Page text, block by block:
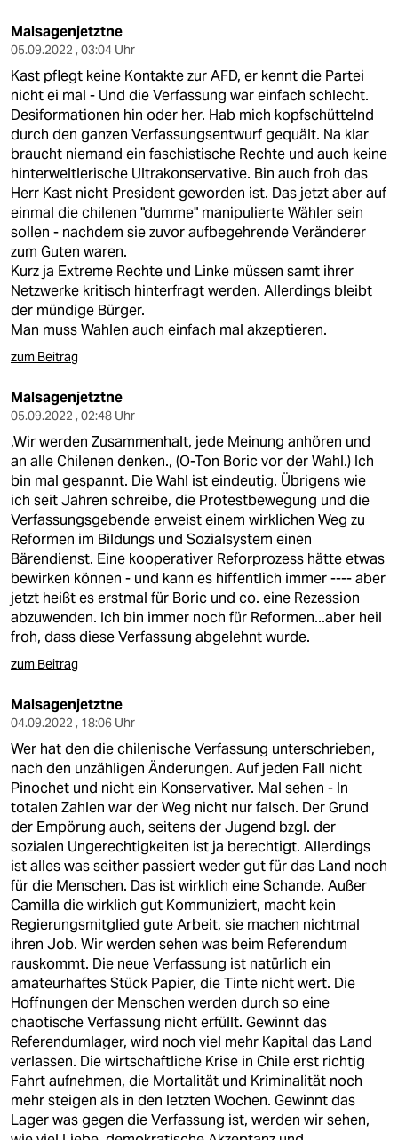
Malsagenjetztne
05.09.2022 , 03:04 Uhr
Kast pflegt keine Kontakte zur AFD, er kennt die Partei
nicht ei mal - Und die Verfassung war einfach schlecht.
Desiformationen hin oder her. Hab mich kopfschüttelnd
durch den ganzen Verfassungsentwurf gequält. Na klar
braucht niemand ein faschistische Rechte und auch keine
hinterweltlerische Ultrakonservative. Bin auch froh das
Herr Kast nicht President geworden ist. Das jetzt aber auf
einmal die chilenen "dumme" manipulierte Wähler sein
sollen - nachdem sie zuvor aufbegehrende Veränderer
zum Guten waren.
Kurz ja Extreme Rechte und Linke müssen samt ihrer
Netzwerke kritisch hinterfragt werden. Allerdings bleibt
der mündige Bürger.
Man muss Wahlen auch einfach mal akzeptieren.
zum Beitrag
Malsagenjetztne
05.09.2022 , 02:48 Uhr
,Wir werden Zusammenhalt, jede Meinung anhören und
an alle Chilenen denken., (O-Ton Boric vor der Wahl.) Ich
bin mal gespannt. Die Wahl ist eindeutig. Übrigens wie
ich seit Jahren schreibe, die Protestbewegung und die
Verfassungsgebende erweist einem wirklichen Weg zu
Reformen im Bildungs und Sozialsystem einen
Bärendienst. Eine kooperativer Reforprozess hätte etwas
bewirken können - und kann es hiffentlich immer ---- aber
jetzt heißt es erstmal für Boric und co. eine Rezession
abzuwenden. Ich bin immer noch für Reformen...aber heil
froh, dass diese Verfassung abgelehnt wurde.
zum Beitrag
Malsagenjetztne
04.09.2022 , 18:06 Uhr
Wer hat den die chilenische Verfassung unterschrieben,
nach den unzähligen Änderungen. Auf jeden Fall nicht
Pinochet und nicht ein Konservativer. Mal sehen - In
totalen Zahlen war der Weg nicht nur falsch. Der Grund
der Empörung auch, seitens der Jugend bzgl. der
sozialen Ungerechtigkeiten ist ja berechtigt. Allerdings
ist alles was seither passiert weder gut für das Land noch
für die Menschen. Das ist wirklich eine Schande. Außer
Camilla die wirklich gut Kommuniziert, macht kein
Regierungsmitglied gute Arbeit, sie machen nichtmal
ihren Job. Wir werden sehen was beim Referendum
rauskommt. Die neue Verfassung ist natürlich ein
amateurhaftes Stück Papier, die Tinte nicht wert. Die
Hoffnungen der Menschen werden durch so eine
chaotische Verfassung nicht erfüllt. Gewinnt das
Referendumlager, wird noch viel mehr Kapital das Land
verlassen. Die wirtschaftliche Krise in Chile erst richtig
Fahrt aufnehmen, die Mortalität und Kriminalität noch
mehr steigen als in den letzten Wochen. Gewinnt das
Lager was gegen die Verfassung ist, werden wir sehen,